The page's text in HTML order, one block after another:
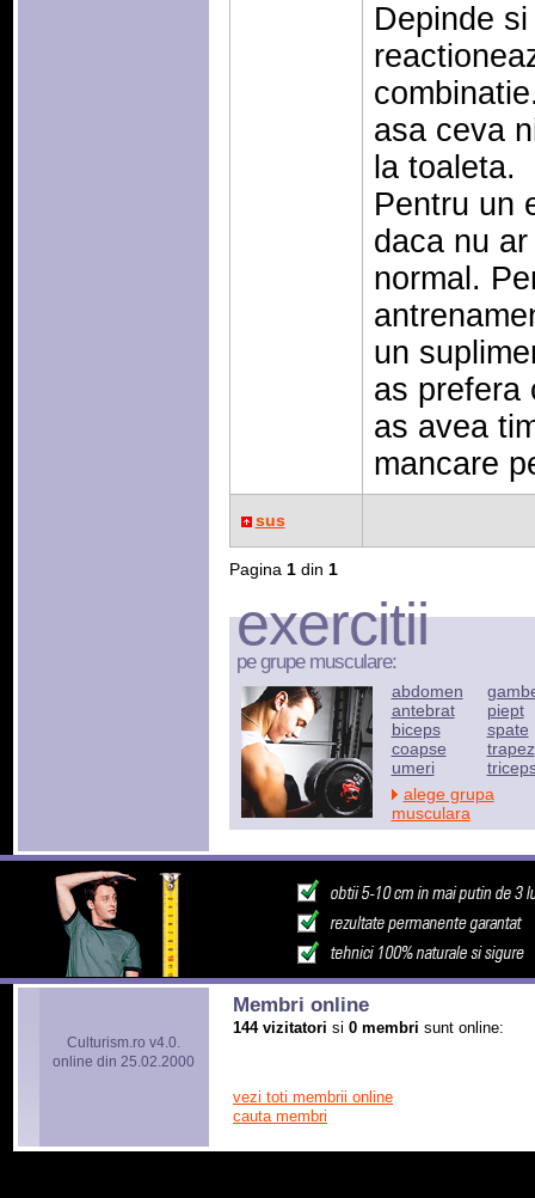
Depinde
asa ceva
la toaleta.
Pentru un
daca nu
normal.
un
as prefera
as avea
mancare
sus
Pagina 1din 1
exercitii
pe grupe musculare:
abdomen
antebrat
biceps
coapse
umeri
piept
spate
trapez
alege grupa
musculara
Culturism.ro v4.0.
online din 25.02.2000
Membri online
144 vizitatori si 0 membri sunt online:
vezi toti membrii online
cauta membri